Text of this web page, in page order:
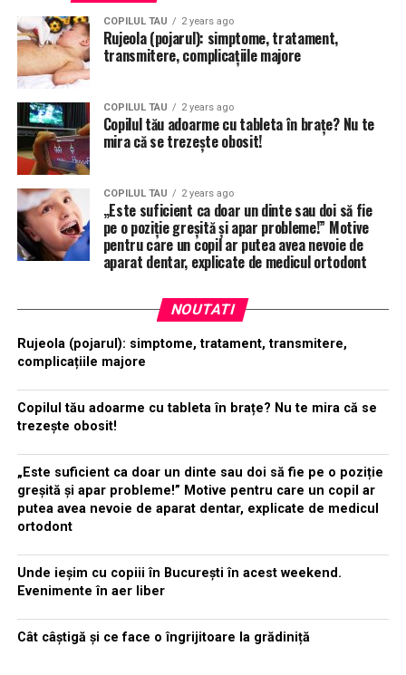
COPILUL TAU 2 years ago
Rujeola (pojarul): simptome, tratament,
transmitere, complicațiile majore
COPILUL TAU 2 years ago
Copilul tău adoarme cu tableta în brațe? Nu te
mira că se trezește obosit!
COPILUL TAU 2 years ago
„Este suficient ca doar un dinte sau doi să fie
pe o poziție greșită și apar probleme!” Motive
pentru care un copil ar putea avea nevoie de
aparat dentar, explicate de medicul ortodont
NOUTATI
Rujeola (pojarul): simptome, tratament, transmitere,
complicațiile majore
Copilul tău adoarme cu tableta în brațe? Nu te mira că se
trezește obosit!
„Este suficient ca doar un dinte sau doi să fie pe o poziție
greșită și apar probleme!” Motive pentru care un copil ar
putea avea nevoie de aparat dentar, explicate de medicul
ortodont
Unde ieșim cu copiii în București în acest weekend.
Evenimente în aer liber
Cât câștigă și ce face o îngrijitoare la grădiniță